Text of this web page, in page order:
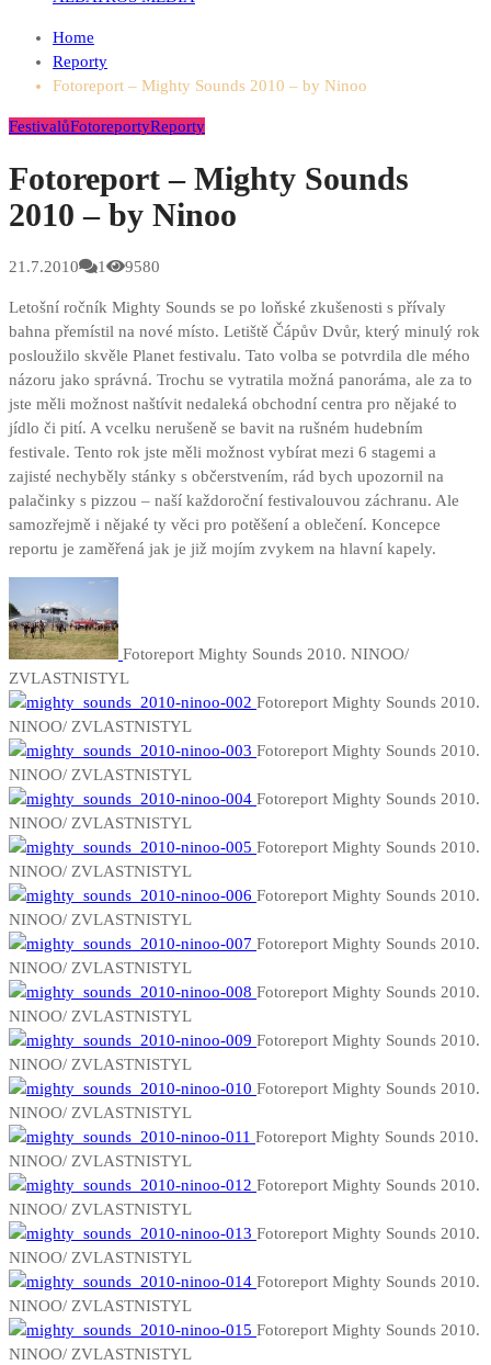
Home
Reporty
Fotoreport – Mighty Sounds 2010 – by Ninoo
FestivalůFotoreportyReporty
Fotoreport – Mighty Sounds
2010 – by Ninoo
21.7.2010 1 9580
Letošní ročník Mighty Sounds se po loňské zkušenosti s přívaly
bahna přemístil na nové místo. Letiště Čápův Dvůr, který minulý rok
posloužilo skvěle Planet festivalu. Tato volba se potvrdila dle mého
názoru jako správná. Trochu se vytratila možná panoráma, ale za to
jste měli možnost naštívit nedaleká obchodní centra pro nějaké to
jídlo či pití. A vcelku nerušeně se bavit na rušném hudebním
festivale. Tento rok jste měli možnost vybírat mezi 6 stagemi a
zajisté nechyběly stánky s občerstvením, rád bych upozornil na
palačinky s pizzou – naší každoroční festivalouvou záchranu. Ale
samozřejmě i nějaké ty věci pro potěšení a oblečení. Koncepce
reportu je zaměřená jak je již mojím zvykem na hlavní kapely.
Fotoreport Mighty Sounds 2010. NINOO/
ZVLASTNISTYL
Fotoreport Mighty Sounds 2010.
NINOO/ ZVLASTNISTYL
Fotoreport Mighty Sounds 2010.
NINOO/ ZVLASTNISTYL
Fotoreport Mighty Sounds 2010.
NINOO/ ZVLASTNISTYL
Fotoreport Mighty Sounds 2010.
NINOO/ ZVLASTNISTYL
Fotoreport Mighty Sounds 2010.
NINOO/ ZVLASTNISTYL
Fotoreport Mighty Sounds 2010.
NINOO/ ZVLASTNISTYL
Fotoreport Mighty Sounds 2010.
NINOO/ ZVLASTNISTYL
Fotoreport Mighty Sounds 2010.
NINOO/ ZVLASTNISTYL
Fotoreport Mighty Sounds 2010.
NINOO/ ZVLASTNISTYL
Fotoreport Mighty Sounds 2010.
NINOO/ ZVLASTNISTYL
Fotoreport Mighty Sounds 2010.
NINOO/ ZVLASTNISTYL
Fotoreport Mighty Sounds 2010.
NINOO/ ZVLASTNISTYL
Fotoreport Mighty Sounds 2010.
NINOO/ ZVLASTNISTYL
Fotoreport Mighty Sounds 2010.
NINOO/ ZVLASTNISTYL